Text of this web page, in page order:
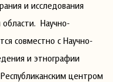
и исследования
Научно-
совместно с Научно-
и этнографии
центром